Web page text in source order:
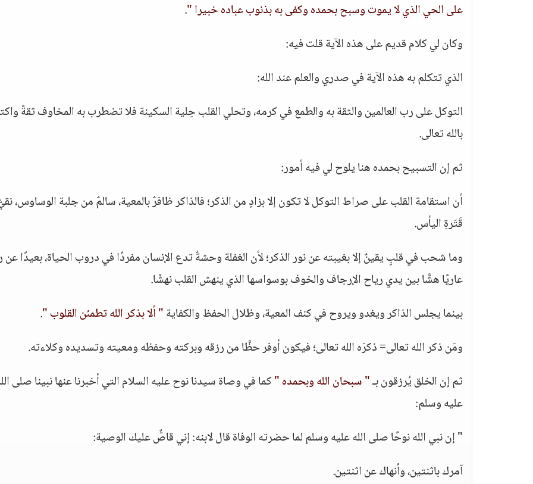
على الحي الذي لا يموت وسبح بحمده وكفى به بذنوب عباده خبيرا ".
وكان لي كلام قديم على هذه الآية قلت فيه:
الذي تتكلم به هذه الآية في صدري والعلم عند الله:
التوكل على رب العالمين والثقة به والطمع في كرمه، وتحلي القلب حِلية السكينة فلا تضطرب به المخاوف ثقةً
بالله تعالى.
ثم إن التسبيح بحمده هنا يلوح لي فيه أمور:
أن استقامة القلب على صراط التوكل لا تكون إلا بزادٍ من الذكر؛ فالذاكر ظافرٌ بالمعية، سالمٌ من جلبة الوساوس،
قَتَرةِ اليأس.
وما شحب في قلبٍ يقينٌ إلا بغيبته عن نور الذكر؛ لأن الغفلة وحشةٌ تدع الإنسان مفردًا في دروب الحياة، بعيدًا عن
عاريًا هشًّا بين يدي رياح الإرجاف والخوف بوسواسها الذي ينهش القلب نهشًا.
بينما يجلس الذاكر ويغدو ويروح في كنف المعية، وظلال الحفظ والكفاية" ألا بذكر الله تطمئن القلوب ".
ومَن ذكر الله تعالى= ذكرَه الله تعالى؛ فيكون أوفر حظًّا من رزقه وبركته وحفظه ومعيته وتسديده وكلاءته.
ثم إن الخلق يُرزقون بـ" سبحان الله وبحمده "كما في وصاة سيدنا نوح عليه السلام التي أخبرنا عنها نبينا صلى
عليه وسلم:
" إن نبي الله نوحًا صلى الله عليه وسلم لما حضرته الوفاة قال لابنه: إني قاصٌّ عليك الوصية:
آمرك باثنتين، وأنهاك عن اثنتين.